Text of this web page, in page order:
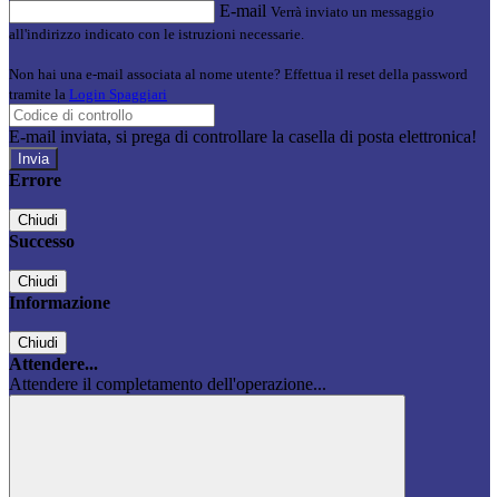
E-mail Verrà inviato un messaggio
all'indirizzo indicato con le istruzioni necessarie.
Non hai una e-mail associata al nome utente? Effettua il reset della password
tramite la Login Spaggiari
E-mail inviata, si prega di controllare la casella di posta elettronica!
Errore
Chiudi
Successo
Chiudi
Informazione
Chiudi
Attendere...
Attendere il completamento dell'operazione...